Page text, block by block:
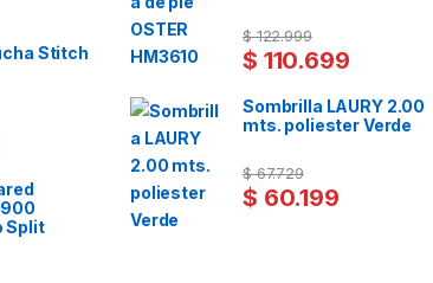
Stitch
Split
$ 110.699
$122.999
Sombrilla LAURY 2.00
mts. poliester Verde
$ 60.199
$67.729